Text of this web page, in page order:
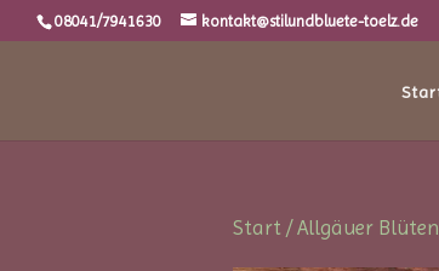
08041/7941630 kontakt@stilundbluete-toelz.de
Start /Allgäuer